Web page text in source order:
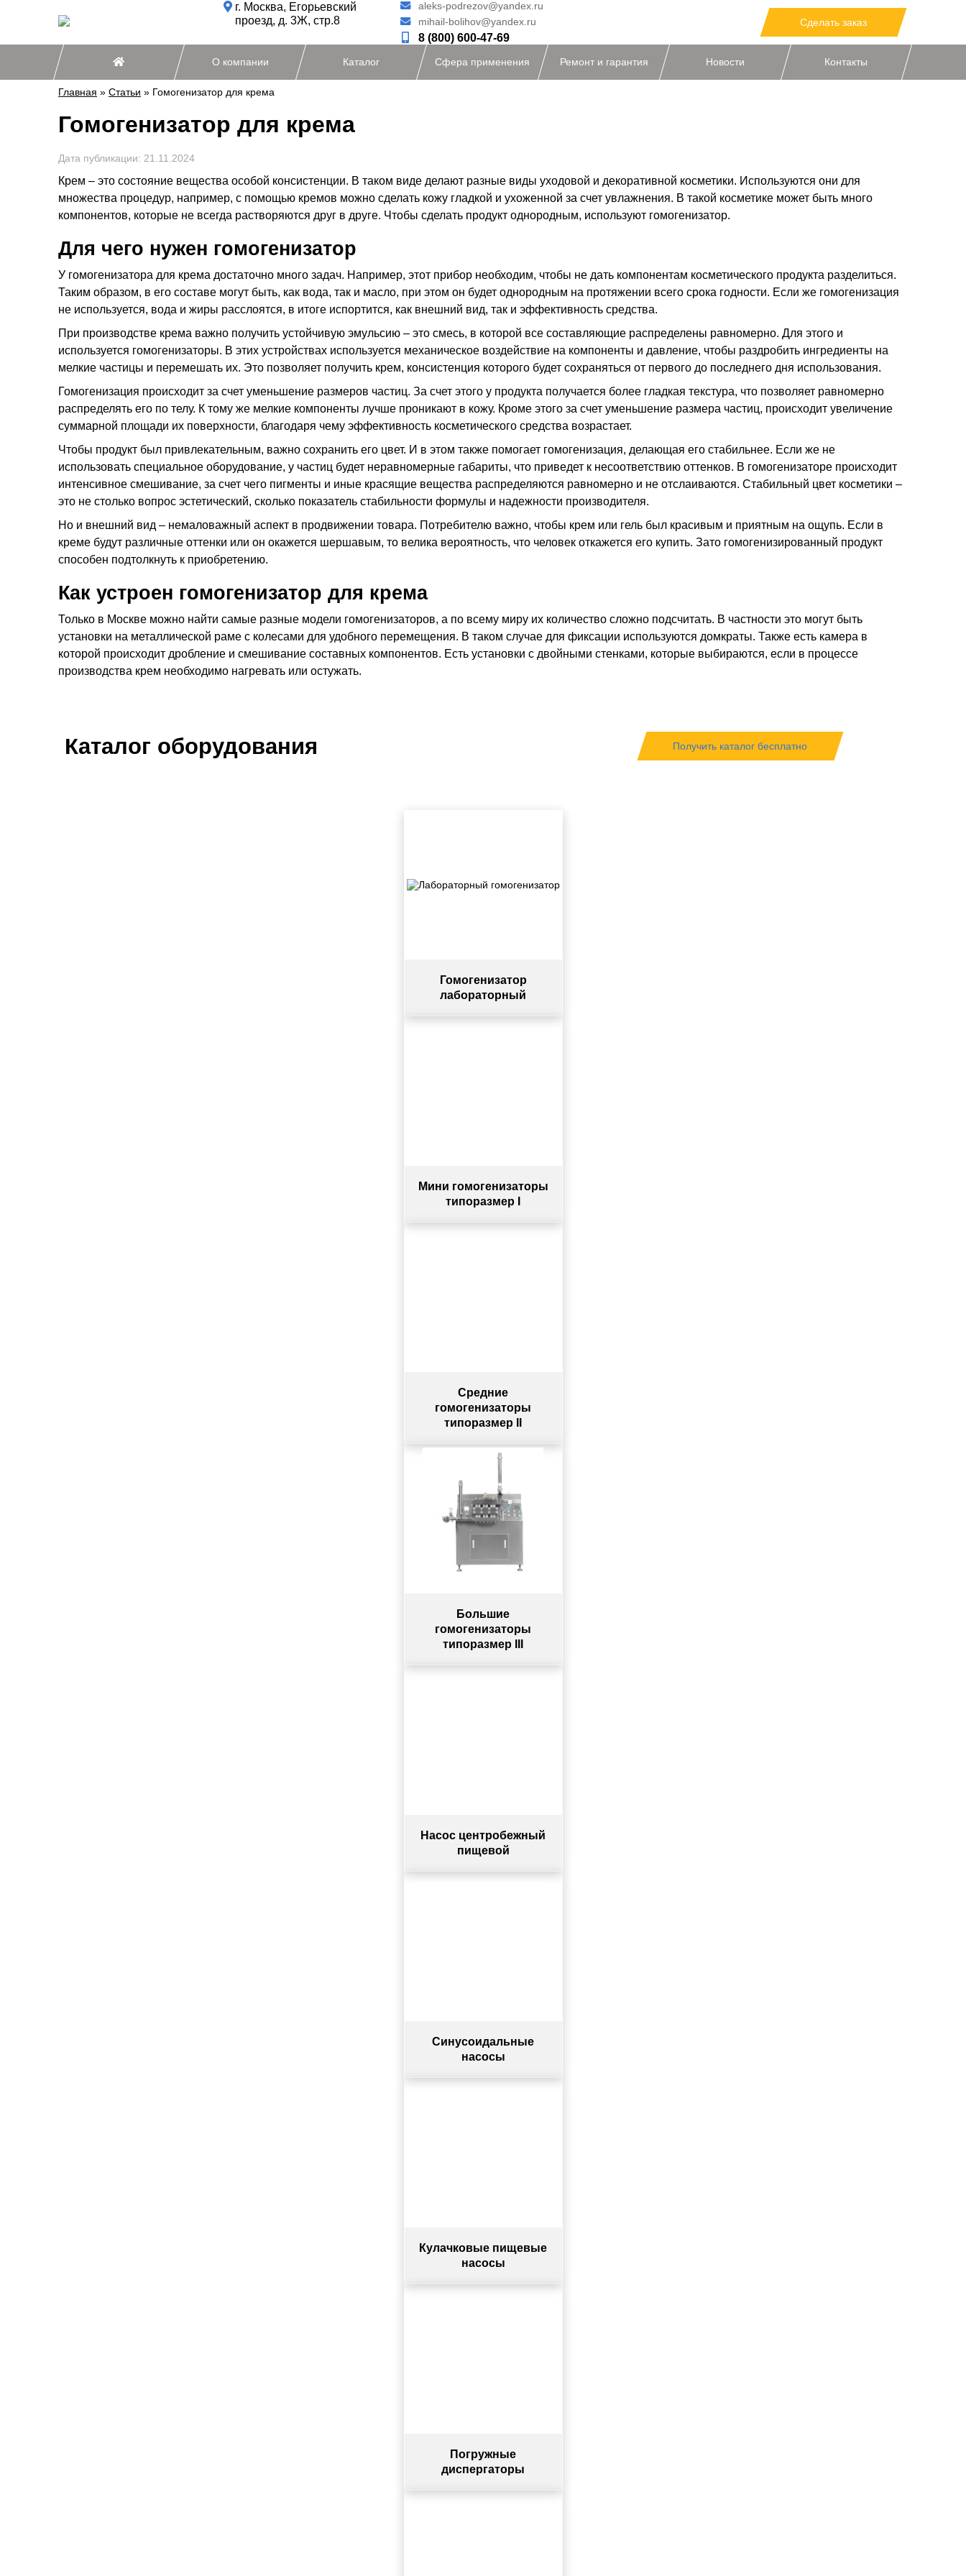
г. Москва, Егорьевский
проезд, д. 3Ж, стр.8
aleks-podrezov@yandex.ru
mihail-bolihov@yandex.ru
8 (800) 600-47-69
Сделать заказ
О компании Каталог Сфера применения Ремонт и гарантия Новости Контакты
Главная » Статьи » Гомогенизатор для крема
Гомогенизатор для крема
Дата публикации: 21.11.2024
Крем – это состояние вещества особой консистенции. В таком виде делают разные виды уходовой и декоративной косметики. Используются они для
множества процедур, например, с помощью кремов можно сделать кожу гладкой и ухоженной за счет увлажнения. В такой косметике может быть много
компонентов, которые не всегда растворяются друг в друге. Чтобы сделать продукт однородным, используют гомогенизатор.
Для чего нужен гомогенизатор
У гомогенизатора для крема достаточно много задач. Например, этот прибор необходим, чтобы не дать компонентам косметического продукта разделиться.
Таким образом, в его составе могут быть, как вода, так и масло, при этом он будет однородным на протяжении всего срока годности. Если же гомогенизация
не используется, вода и жиры расслоятся, в итоге испортится, как внешний вид, так и эффективность средства.
При производстве крема важно получить устойчивую эмульсию – это смесь, в которой все составляющие распределены равномерно. Для этого и
используется гомогенизаторы. В этих устройствах используется механическое воздействие на компоненты и давление, чтобы раздробить ингредиенты на
мелкие частицы и перемешать их. Это позволяет получить крем, консистенция которого будет сохраняться от первого до последнего дня использования.
Гомогенизация происходит за счет уменьшение размеров частиц. За счет этого у продукта получается более гладкая текстура, что позволяет равномерно
распределять его по телу. К тому же мелкие компоненты лучше проникают в кожу. Кроме этого за счет уменьшение размера частиц, происходит увеличение
суммарной площади их поверхности, благодаря чему эффективность косметического средства возрастает.
Чтобы продукт был привлекательным, важно сохранить его цвет. И в этом также помогает гомогенизация, делающая его стабильнее. Если же не
использовать специальное оборудование, у частиц будет неравномерные габариты, что приведет к несоответствию оттенков. В гомогенизаторе происходит
интенсивное смешивание, за счет чего пигменты и иные красящие вещества распределяются равномерно и не отслаиваются. Стабильный цвет косметики –
это не столько вопрос эстетический, сколько показатель стабильности формулы и надежности производителя.
Но и внешний вид – немаловажный аспект в продвижении товара. Потребителю важно, чтобы крем или гель был красивым и приятным на ощупь. Если в
креме будут различные оттенки или он окажется шершавым, то велика вероятность, что человек откажется его купить. Зато гомогенизированный продукт
способен подтолкнуть к приобретению.
Как устроен гомогенизатор для крема
Только в Москве можно найти самые разные модели гомогенизаторов, а по всему миру их количество сложно подсчитать. В частности это могут быть
установки на металлической раме с колесами для удобного перемещения. В таком случае для фиксации используются домкраты. Также есть камера в
которой происходит дробление и смешивание составных компонентов. Есть установки с двойными стенками, которые выбираются, если в процессе
производства крем необходимо нагревать или остужать.
Каталог оборудования Получить каталог бесплатно
Гомогенизатор
лабораторный
Мини гомогенизаторы
типоразмер I
Средние
гомогенизаторы
типоразмер II
Большие
гомогенизаторы
типоразмер III
Насос центробежный
пищевой
Синусоидальные
насосы
Кулачковые пищевые
насосы
Погружные
диспергаторы